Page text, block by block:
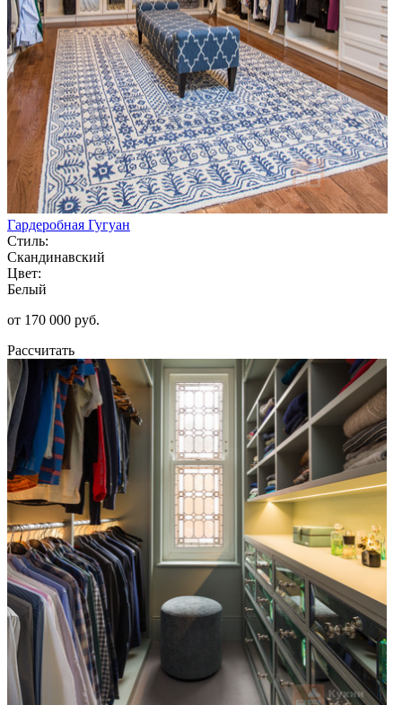
Гардеробная Гугуан
Стиль:
Скандинавский
Цвет:
Белый
от 170 000 руб.
Рассчитать